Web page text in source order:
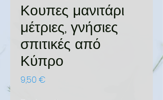
Κουπες μανιτάρι
μέτριες, γνήσιες
σπιτικές από
Κύπρο
9,50 €